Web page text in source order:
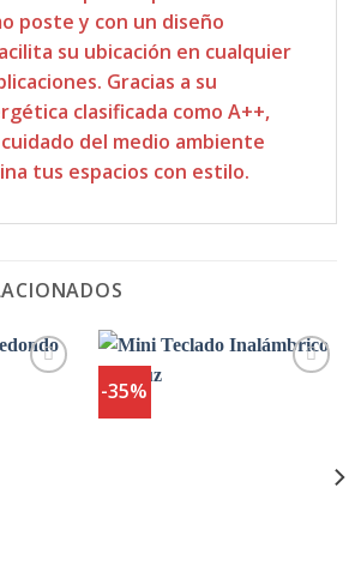
poste y con un diseño
su ubicación en cualquier
Gracias a su
clasificada como A++,
del medio ambiente
tus espacios con estilo.
-35%